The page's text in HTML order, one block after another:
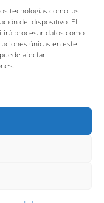
tecnologías como las
del dispositivo. El
procesar datos como
únicas en este
afectar